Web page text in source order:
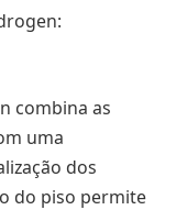
combina as
uma
dos
do piso permite